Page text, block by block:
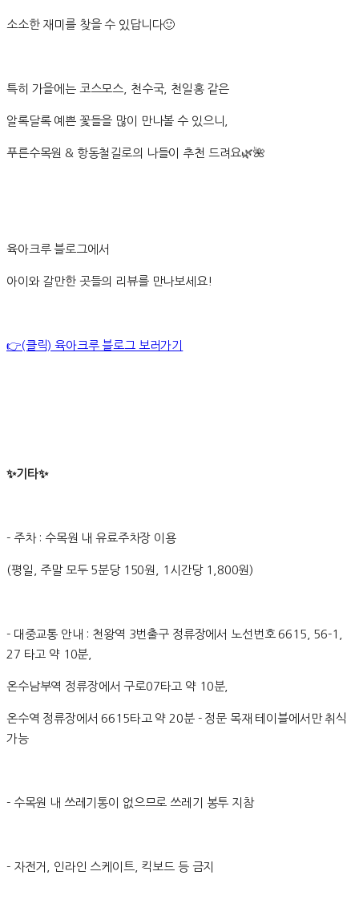
소소한 재미를 찾을 수 있답니다🙂
특히 가을에는 코스모스, 천수국, 천일홍 같은
알록달록 예쁜 꽃들을 많이 만나볼 수 있으니,
푸른수목원 & 항동철길로의 나들이 추천 드려요🌿🌺
육아크루 블로그에서
아이와 갈만한 곳들의 리뷰를 만나보세요!
👉(클릭) 육아크루 블로그 보러가기
✨기타✨
- 주차 : 수목원 내 유료주차장 이용
(평일, 주말 모두 5분당 150원, 1시간당 1,800원)
- 대중교통 안내 : 천왕역 3번출구 정류장에서 노선번호 6615, 56-1,
27 타고 약 10분,
온수남부역 정류장에서 구로07타고 약 10분,
온수역 정류장에서 6615타고 약 20분 - 정문 목재 테이블에서만 취식
가능
- 수목원 내 쓰레기통이 없으므로 쓰레기 봉투 지참
- 자전거, 인라인 스케이트, 킥보드 등 금지